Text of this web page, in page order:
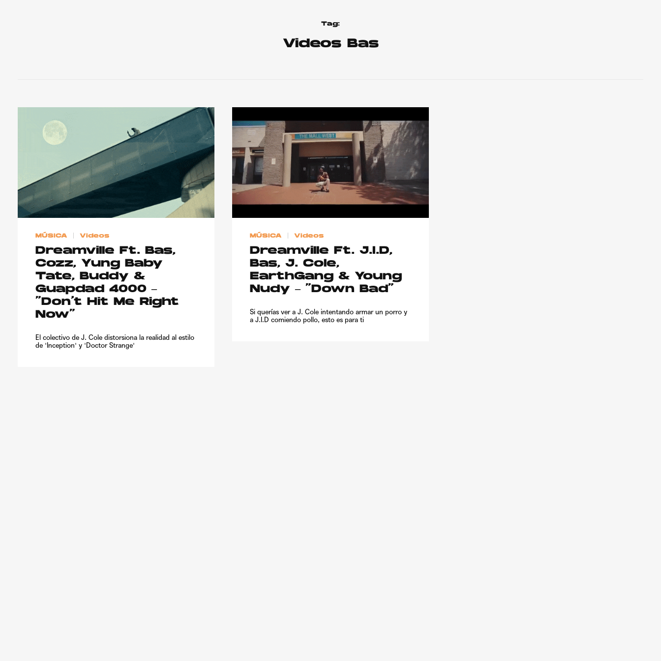
Tag:
Videos Bas
MÚSICA Videos
Dreamville Ft. Bas,
Cozz, Yung Baby
Tate, Buddy &
Guapdad 4000 –
“Don’t Hit Me Right
Now”
El colectivo de J. Cole distorsiona la realidad al estilo
de 'Inception' y 'Doctor Strange'
MÚSICA Videos
Dreamville Ft. J.I.D,
Bas, J. Cole,
EarthGang & Young
Nudy – “Down Bad”
Si querías ver a J. Cole intentando armar un porro y
a J.I.D comiendo pollo, esto es para ti